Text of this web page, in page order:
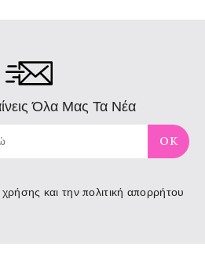
Όλα Μας Τα Νέα
και την πολιτική απορρήτου